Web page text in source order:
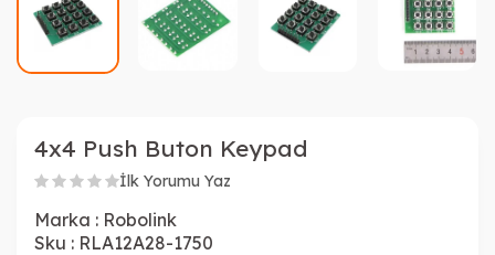
4x4 Push Buton Keypad
İlk Yorumu Yaz
Marka : Robolink
Sku : RLA12A28-1750